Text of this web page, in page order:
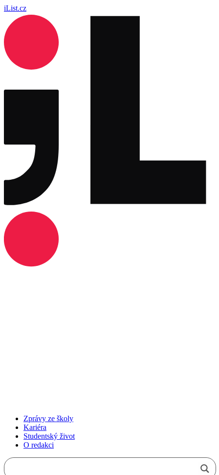
iList.cz
Zprávy ze školy
Kariéra
Studentský život
O redakci